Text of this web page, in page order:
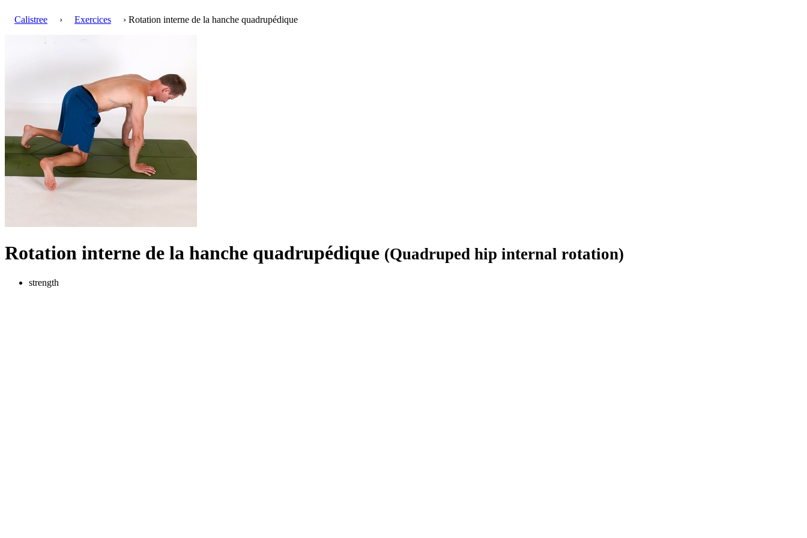
Calistree › Exercices › Rotation interne de la hanche quadrupédique
Rotation interne de la hanche quadrupédique (Quadruped hip internal rotation)
strength